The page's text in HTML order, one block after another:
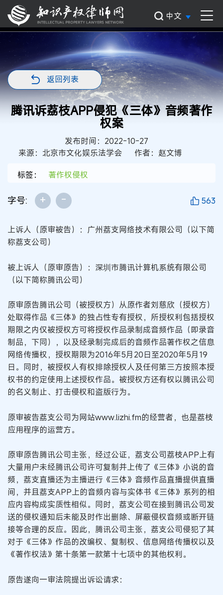
中文
返回列表
腾讯诉荔枝APP侵犯《三体》音频著作
权案
发布时间：2022-10-27
来源：北京市文化娱乐法学会
作者：赵文博
标签：
著作权侵权
字号: + - 563
上诉人（原审被告）：广州荔支网络技术有限公司（以下简
称荔支公司）
被上诉人（原审原告）：深圳市腾讯计算机系统有限公司
（以下简称腾讯公司）
原审原告腾讯公司（被授权方）从原作者刘慈欣（授权方）
处取得作品《三体》的独占性专有授权，所授权利包括授权
期限之内仅被授权方可将授权作品录制成音频作品（即录音
制品，下同），以及经录制完成后的音频作品著作权之信息
网络传播权，授权期限为2016年5月20日至2020年5月19
日。同时，被授权人有权排除授权人及任何第三方按照本授
权书的约定使用上述授权作品。被授权方还有权以腾讯公司
的名义制止、打击侵权和盗版行为。
原审被告荔支公司为网站www.lizhi.fm的经营者，也是荔枝
应用程序的运营方。
原审原告腾讯公司主张，经过公证，荔支公司荔枝APP上有
大量用户未经腾讯公司许可复制并上传了《三体》小说的音
频，荔支直播还为主播进行《三体》音频作品直播提供直播
间，并且荔支APP上的音频内容与实体书《三体》系列的相
应内容构成实质性相似。同时，荔支公司在接到腾讯公司发
送的侵权通知后未能及时作出删除、屏蔽侵权音频或断开链
接等合理的反应。因此，腾讯公司主张，荔支公司侵犯了其
对于《三体》作品的改编权、复制权、信息网络传播权以及
《著作权法》第十条第一款第十七项中的其他权利。
原告遂向一审法院提出诉讼请求：